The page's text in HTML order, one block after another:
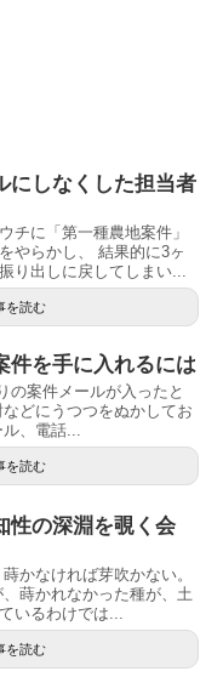
にしなくした担当者
チに「第一種農地案件」
やらかし、 結果的に3ヶ
り出しに戻してしまい...
を読む
件を手に入れるには
の案件メールが入ったと
どにうつつをぬかしてお
ル、電話...
を読む
の深淵を覗く会
かなければ芽吹かない。
蒔かれなかった種が、土
いるわけでは...
を読む